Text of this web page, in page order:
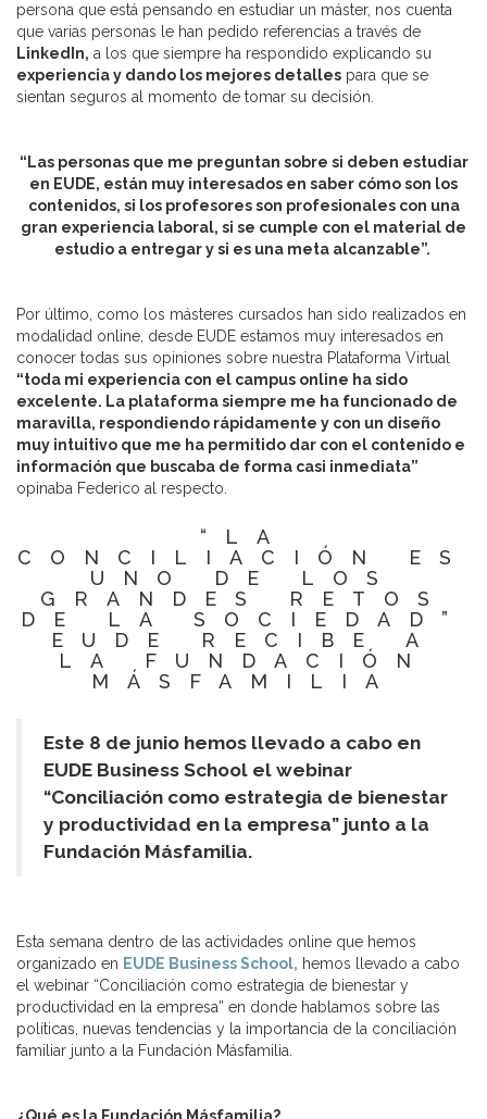
persona que está pensando en estudiar un máster, nos cuenta
que varias personas le han pedido referencias a través de
LinkedIn, a los que siempre ha respondido explicando su
experiencia y dando los mejores detalles para que se
sientan seguros al momento de tomar su decisión.
“Las personas que me preguntan sobre si deben estudiar
en EUDE, están muy interesados en saber cómo son los
contenidos, si los profesores son profesionales con una
gran experiencia laboral, si se cumple con el material de
estudio a entregar y si es una meta alcanzable”.
Por último, como los másteres cursados han sido realizados en
modalidad online, desde EUDE estamos muy interesados en
conocer todas sus opiniones sobre nuestra Plataforma Virtual
“toda mi experiencia con el campus online ha sido
excelente. La plataforma siempre me ha funcionado de
maravilla, respondiendo rápidamente y con un diseño
muy intuitivo que me ha permitido dar con el contenido e
información que buscaba de forma casi inmediata”
opinaba Federico al respecto.
“LA
CONCILIACIÓN ES
UNO DE LOS
GRANDES RETOS
DE LA SOCIEDAD”
EUDE RECIBE A
LA FUNDACIÓN
MÁSFAMILIA
Este 8 de junio hemos llevado a cabo en
EUDE Business School el webinar
“Conciliación como estrategia de bienestar
y productividad en la empresa” junto a la
Fundación Másfamilia.
Esta semana dentro de las actividades online que hemos
organizado en EUDE Business School, hemos llevado a cabo
el webinar “Conciliación como estrategia de bienestar y
productividad en la empresa” en donde hablamos sobre las
políticas, nuevas tendencias y la importancia de la conciliación
familiar junto a la Fundación Másfamilia.